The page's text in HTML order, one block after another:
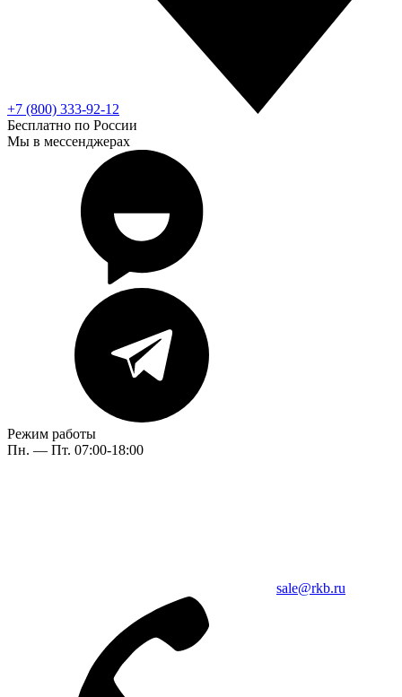
+7 (800) 333-92-12
Бесплатно по России
Мы в мессенджерах
Режим работы
Пн. — Пт. 07:00-18:00
sale@rkb.ru